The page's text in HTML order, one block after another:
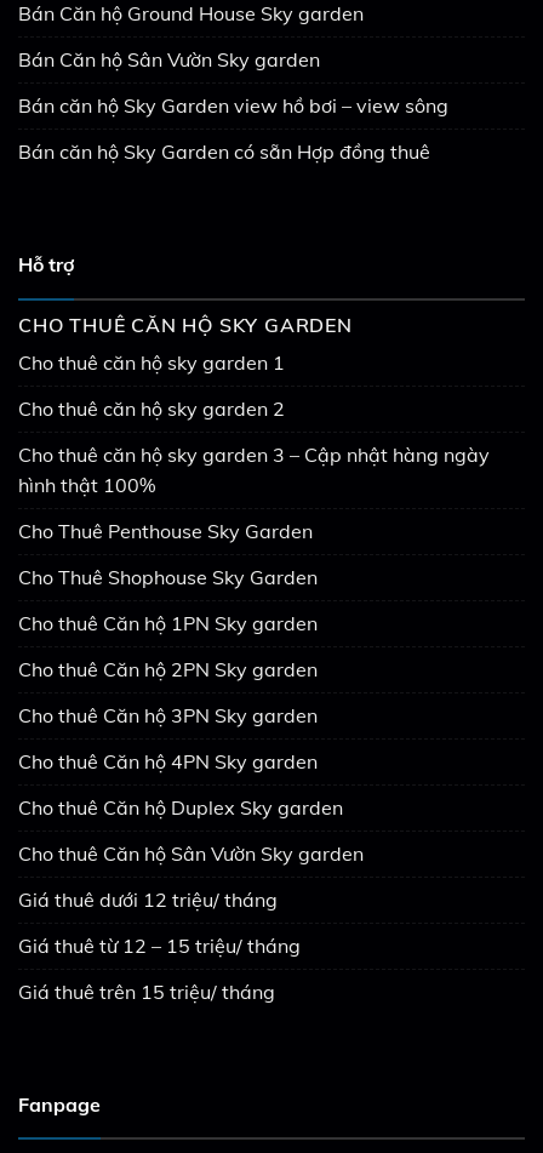
Bán Căn hộ Ground House Sky garden
Bán Căn hộ Sân Vườn Sky garden
Bán căn hộ Sky Garden view hồ bơi – view sông
Bán căn hộ Sky Garden có sẵn Hợp đồng thuê
Hỗ trợ
CHO THUÊ CĂN HỘ SKY GARDEN
Cho thuê căn hộ sky garden 1
Cho thuê căn hộ sky garden 2
Cho thuê căn hộ sky garden 3 – Cập nhật hàng ngày
hình thật 100%
Cho Thuê Penthouse Sky Garden
Cho Thuê Shophouse Sky Garden
Cho thuê Căn hộ 1PN Sky garden
Cho thuê Căn hộ 2PN Sky garden
Cho thuê Căn hộ 3PN Sky garden
Cho thuê Căn hộ 4PN Sky garden
Cho thuê Căn hộ Duplex Sky garden
Cho thuê Căn hộ Sân Vườn Sky garden
Giá thuê dưới 12 triệu/ tháng
Giá thuê từ 12 – 15 triệu/ tháng
Giá thuê trên 15 triệu/ tháng
Fanpage